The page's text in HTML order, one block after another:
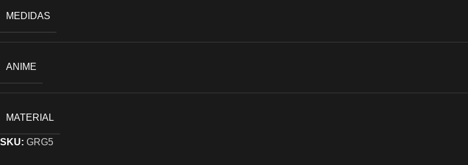
MEDIDAS
ANIME
MATERIAL
SKU:GRG5